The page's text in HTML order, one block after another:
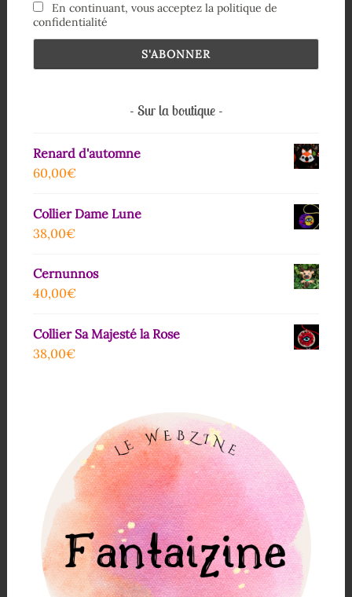
En continuant, vous acceptez la politique de
confidentialité
Sur la boutique
Renard d'automne
60,00€
Collier Dame Lune
38,00€
Cernunnos
40,00€
Collier Sa Majesté la Rose
38,00€